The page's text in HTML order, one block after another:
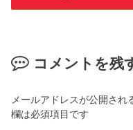
コメントを残
メールアドレスが公開され
欄は必須項目です